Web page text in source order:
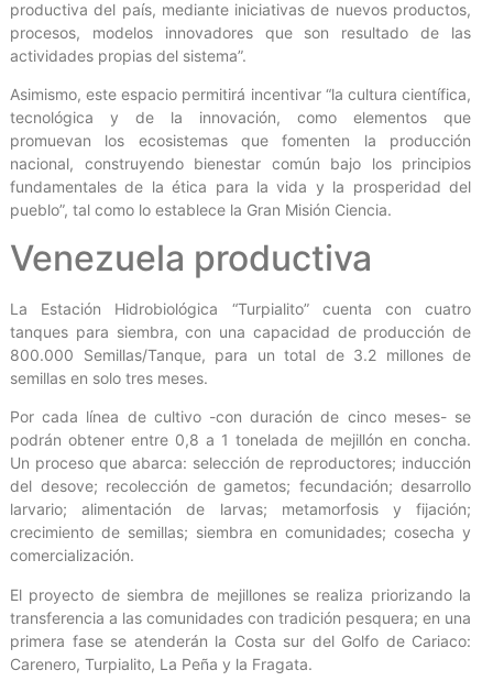
productiva del país, mediante iniciativas de nuevos productos,
procesos, modelos innovadores que son resultado de las
actividades propias del sistema”.
Asimismo, este espacio permitirá incentivar “la cultura científica,
tecnológica y de la innovación, como elementos que
promuevan los ecosistemas que fomenten la producción
nacional, construyendo bienestar común bajo los principios
fundamentales de la ética para la vida y la prosperidad del
pueblo”, tal como lo establece la Gran Misión Ciencia.
Venezuela productiva
La Estación Hidrobiológica “Turpialito” cuenta con cuatro
tanques para siembra, con una capacidad de producción de
800.000 Semillas/Tanque, para un total de 3.2 millones de
semillas en solo tres meses.
Por cada línea de cultivo -con duración de cinco meses- se
podrán obtener entre 0,8 a 1 tonelada de mejillón en concha.
Un proceso que abarca: selección de reproductores; inducción
del desove; recolección de gametos; fecundación; desarrollo
larvario; alimentación de larvas; metamorfosis y fijación;
crecimiento de semillas; siembra en comunidades; cosecha y
comercialización.
El proyecto de siembra de mejillones se realiza priorizando la
transferencia a las comunidades con tradición pesquera; en una
primera fase se atenderán la Costa sur del Golfo de Cariaco:
Carenero, Turpialito, La Peña y la Fragata.